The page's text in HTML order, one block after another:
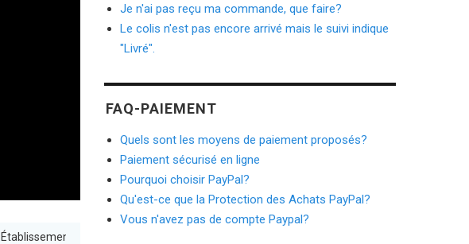
Établissement de partenariats
Je n'ai pas reçu ma commande, que faire?
Le colis n'est pas encore arrivé mais le suivi indique
"Livré".
FAQ-PAIEMENT
Quels sont les moyens de paiement proposés?
Paiement sécurisé en ligne
Pourquoi choisir PayPal?
Qu'est-ce que la Protection des Achats PayPal?
Vous n'avez pas de compte Paypal?